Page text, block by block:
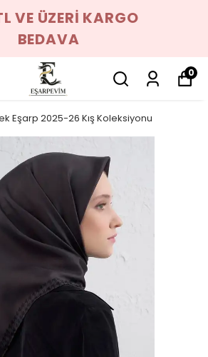
VE ÜZERİ KARGO
BEDAVA
0
Eşarp 2025-26 Kış Koleksiyonu